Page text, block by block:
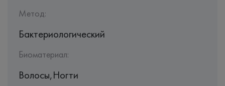
Метод:
Бактериологический
Биоматериал:
Волосы,Ногти